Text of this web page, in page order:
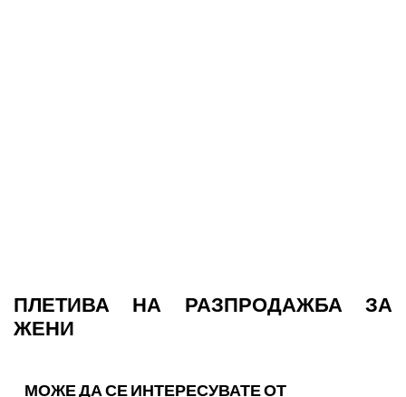
ПЛЕТИВА НА РАЗПРОДАЖБА ЗА
ЖЕНИ
МОЖЕ ДА СЕ ИНТЕРЕСУВАТЕ ОТ